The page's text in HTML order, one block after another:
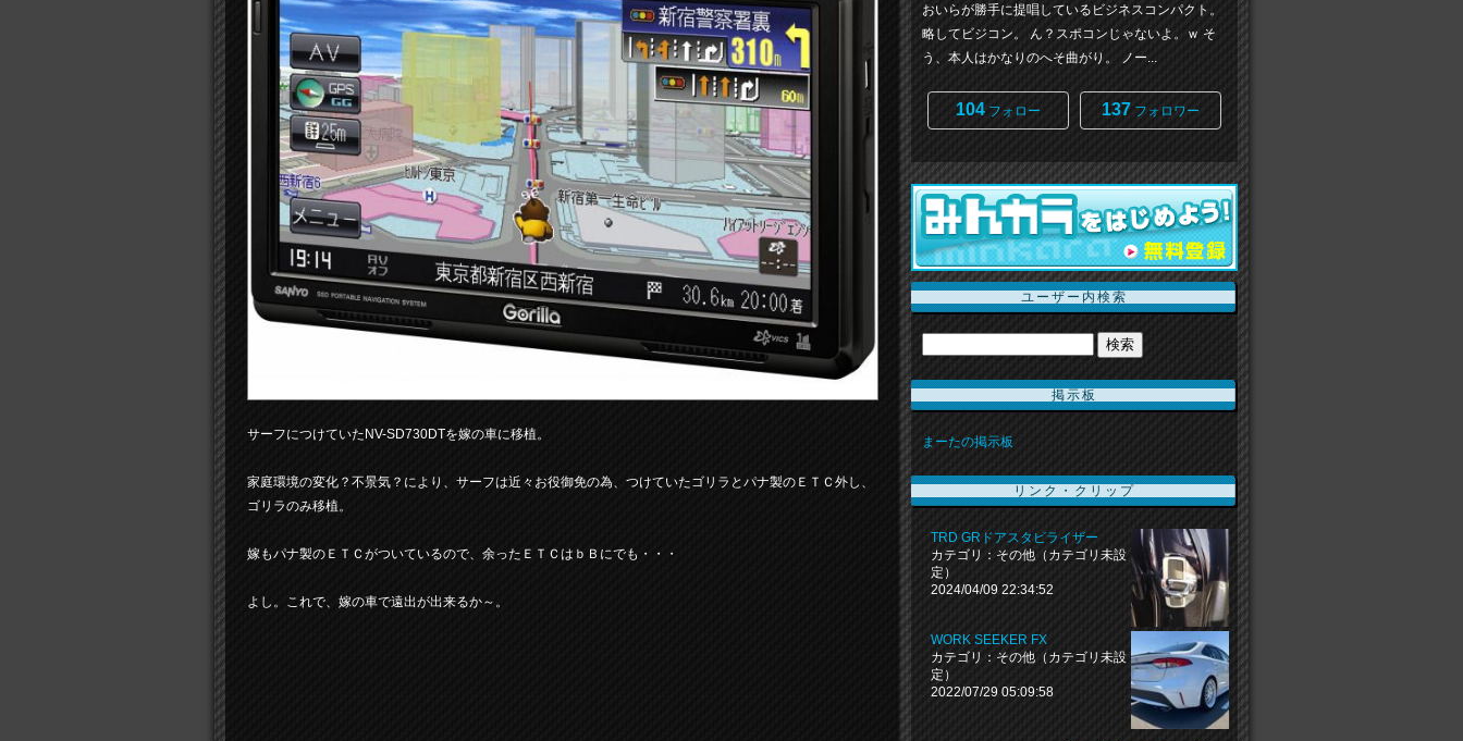
サーフにつけていたNV-SD730DTを嫁の車に移植。
家庭環境の変化？不景気？により、サーフは近々お役御免の為、つけていたゴリラとパナ製のＥＴＣ外し、
ゴリラのみ移植。
嫁もパナ製のＥＴＣがついているので、余ったＥＴＣはｂＢにでも・・・
よし。これで、嫁の車で遠出が出来るか～。
おいらが勝手に提唱しているビジネスコンパクト。
略してビジコン。 ん？スポコンじゃないよ。ｗ そ
う、本人はかなりのへそ曲がり。 ノー...
104 フォロー 137 フォロワー
ユーザー内検索
掲示板
まーたの掲示板
リンク・クリップ
TRD GRドアスタビライザー
カテゴリ：その他（カテゴリ未設
定）
2024/04/09 22:34:52
WORK SEEKER FX
カテゴリ：その他（カテゴリ未設
定）
2022/07/29 05:09:58